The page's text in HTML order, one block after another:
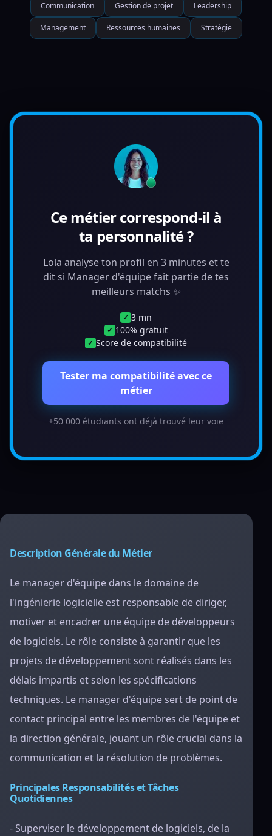
Communication Gestion de projet Leadership
Management Ressources humaines Stratégie
Ce métier correspond-il à
ta personnalité ?
Lola analyse ton profil en 3 minutes et te
dit si Manager d'équipe fait partie de tes
meilleurs matchs ✨
✓ 3 mn
✓ 100% gratuit
✓ Score de compatibilité
Tester ma compatibilité avec ce
métier
+50 000 étudiants ont déjà trouvé leur voie
Description Générale du Métier
Le manager d'équipe dans le domaine de
l'ingénierie logicielle est responsable de diriger,
motiver et encadrer une équipe de développeurs
de logiciels. Le rôle consiste à garantir que les
projets de développement sont réalisés dans les
délais impartis et selon les spécifications
techniques. Le manager d'équipe sert de point de
contact principal entre les membres de l'équipe et
la direction générale, jouant un rôle crucial dans la
communication et la résolution de problèmes.
Principales Responsabilités et Tâches
Quotidiennes
- Superviser le développement de logiciels, de la